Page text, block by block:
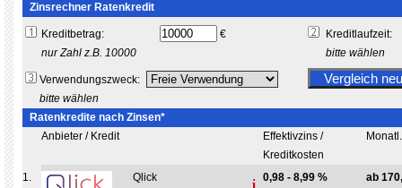
Zinsrechner Ratenkredit
Kreditbetrag:
nur Zahl z.B. 10000
€
Kreditlaufzeit:
bitte wählen
Verwendungszweck:
bitte wählen
Ratenkredite nach Zinsen*
Anbieter / Kredit
Effektivzins /
Kreditkosten
1.
Qlick
0,98 - 8,99 %
ab